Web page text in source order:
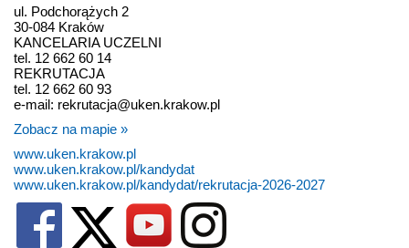
ul. Podchorążych 2
30-084 Kraków
KANCELARIA UCZELNI
tel. 12 662 60 14
REKRUTACJA
tel. 12 662 60 93
e-mail: rekrutacja@uken.krakow.pl
Zobacz na mapie »
www.uken.krakow.pl
www.uken.krakow.pl/kandydat
www.uken.krakow.pl/kandydat/rekrutacja-2026-2027